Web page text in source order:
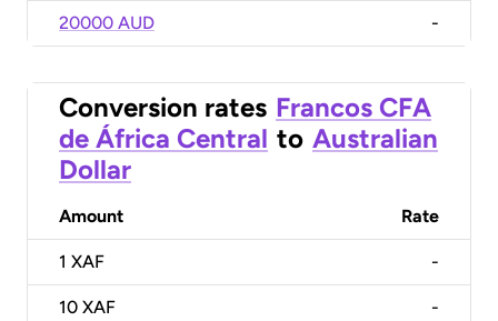
20000 AUD -
Conversion rates Francos CFA
de África Central to Australian
Dollar
Amount Rate
1 XAF -
10 XAF -